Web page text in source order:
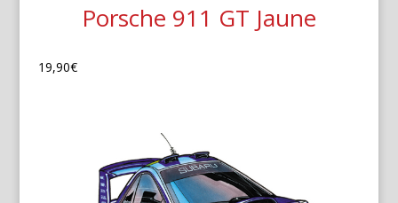
Porsche 911 GT Jaune
19,90€